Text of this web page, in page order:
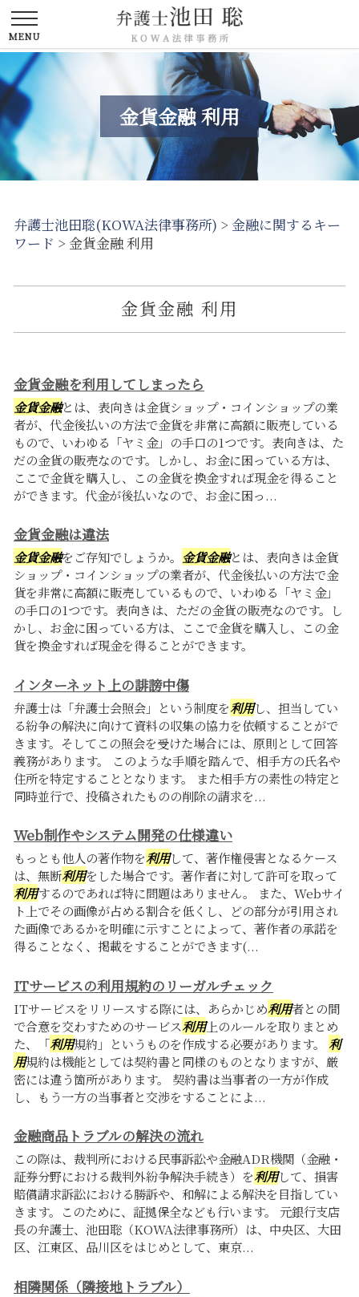
金貨金融 利用
弁護士池田聡(KOWA法律事務所) > 金融に関するキー
ワード > 金貨金融 利用
金貨金融 利用
金貨金融を利用してしまったら
金貨金融とは、表向きは金貨ショップ・コインショップの業
者が、代金後払いの方法で金貨を非常に高額に販売している
もので、いわゆる「ヤミ金」の手口の1つです。表向きは、た
だの金貨の販売なのです。しかし、お金に困っている方は、
ここで金貨を購入し、この金貨を換金すれば現金を得ること
ができます。代金が後払いなので、お金に困っ...
金貨金融は違法
金貨金融をご存知でしょうか。 金貨金融とは、表向きは金貨
ショップ・コインショップの業者が、代金後払いの方法で金
貨を非常に高額に販売しているもので、いわゆる「ヤミ金」
の手口の1つです。表向きは、ただの金貨の販売なのです。し
かし、お金に困っている方は、ここで金貨を購入し、この金
貨を換金すれば現金を得ることができます。
インターネット上の誹謗中傷
弁護士は「弁護士会照会」という制度を利用し、担当してい
る紛争の解決に向けて資料の収集の協力を依頼することがで
きます。そしてこの照会を受けた場合には、原則として回答
義務があります。 このような手順を踏んで、相手方の氏名や
住所を特定することとなります。 また相手方の素性の特定と
同時並行で、投稿されたものの削除の請求を...
Web制作やシステム開発の仕様違い
もっとも他人の著作物を利用して、著作権侵害となるケース
は、無断利用をした場合です。著作者に対して許可を取って
利用するのであれば特に問題はありません。 また、Webサイ
ト上でその画像が占める割合を低くし、どの部分が引用され
た画像であるかを明確に示すことによって、著作者の承諾を
得ることなく、掲載をすることができます(...
ITサービスの利用規約のリーガルチェック
ITサービスをリリースする際には、あらかじめ利用者との間
で合意を交わすためのサービス利用上のルールを取りまとめ
た、「利用規約」というものを作成する必要があります。 利
用規約は機能としては契約書と同様のものとなりますが、厳
密には違う箇所があります。 契約書は当事者の一方が作成
し、もう一方の当事者と交渉をすることによ...
金融商品トラブルの解決の流れ
この際は、裁判所における民事訴訟や金融ADR機関（金融・
証券分野における裁判外紛争解決手続き）を利用して、損害
賠償請求訴訟における勝訴や、和解による解決を目指してい
きます。このために、証拠保全なども行います。 元銀行支店
長の弁護士、池田聡（KOWA法律事務所）は、中央区、大田
区、江東区、品川区をはじめとして、東京...
相隣関係（隣接地トラブル）